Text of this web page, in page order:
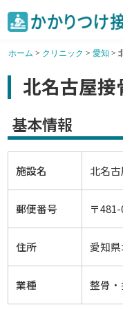
ホーム > クリニック > 愛知 >
北名古屋接
基本情報
施設名 北名
郵便番号 〒
住所 愛知
業種 整骨